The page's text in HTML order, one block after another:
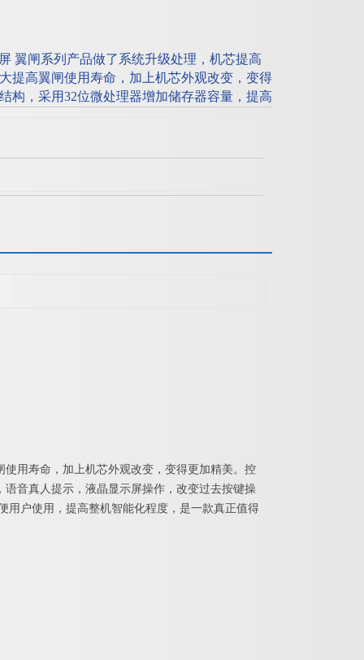
翼闸系列产品做了系统升级处理，机芯提高
提高翼闸使用寿命，加上机芯外观改变，变得
构，采用32位微处理器增加储存器容量，提高
用寿命，加上机芯外观改变，变得更加精美。控
音真人提示，液晶显示屏操作，改变过去按键操
用户使用，提高整机智能化程度，是一款真正值得